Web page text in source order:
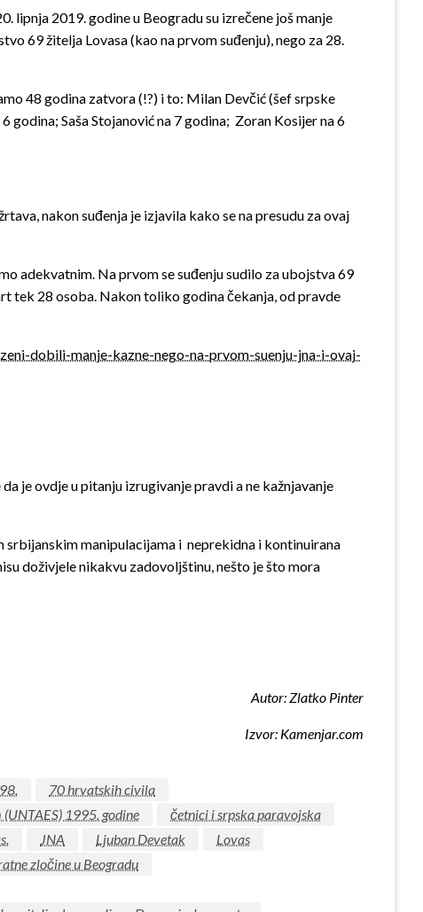
lipnja 2019. godine u Beogradu su izrečene još manje
69 žitelja Lovasa (kao na prvom suđenju), nego za 28.
48 godina zatvora (!?) i to: Milan Devčić (šef srpske
Saša Stojanović na 7 godina; Zoran Kosijer na 6
nakon suđenja je izjavila kako se na presudu za ovaj
adekvatnim. Na prvom se suđenju sudilo za ubojstva 69
tek 28 osoba. Nakon toliko godina čekanja, od pravde
dobili-manje-kazne-nego-na-prvom-suenju-jna-i-ovaj-
je ovdje u pitanju izrugivanje pravdi a ne kažnjavanje
manipulacijama i neprekidna i kontinuirana
doživjele nikakvu zadovoljštinu, nešto je što mora
Autor:Zlatko Pinter
Izvor: Kamenjar.com
70 hrvatskih civila
1995. godine
četnici i srpska paravojska
JNA Ljuban Devetak
Lovas
zločine u Beogradu